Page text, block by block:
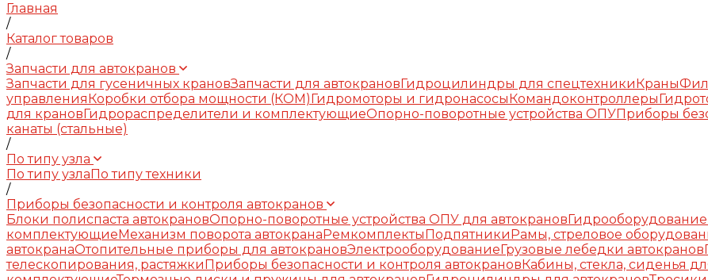
Главная
/
Каталог товаров
/
Запчасти для автокранов
Запчасти для гусеничных крановЗапчасти для автокрановГидроцилиндры для спецтехникиКраны
управленияКоробки отбора мощности (КОМ)Гидромоторы и гидронасосыКомандоконтроллеры
для крановГидрораспределители и комплектующиеОпорно-поворотные устройства ОПУПриборы
канаты (стальные)
/
По типу узла
По типу узлаПо типу техники
/
Приборы безопасности и контроля автокранов
Блоки полиспаста автокрановОпорно-поворотные устройства ОПУ для автокрановГидрооборудование
комплектующиеМеханизм поворота автокранаРемкомплектыПодпятникиРамы, стреловое
автокранаОтопительные приборы для автокрановЭлектрооборудованиеГрузовые лебедки автокранов
телескопирования, растяжкиПриборы безопасности и контроля автокрановКабины, стекла, сиденья